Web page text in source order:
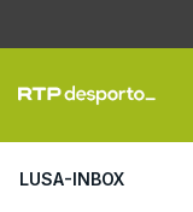
Bola
LUSA-INBOX